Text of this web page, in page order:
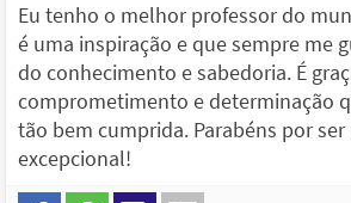
Eu tenho o melhor professor do
é uma inspiração e que sempre me
do conhecimento e sabedoria. É
comprometimento e determinação
tão bem cumprida. Parabéns por
excepcional!